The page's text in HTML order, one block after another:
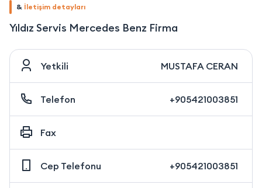
& İletişim detayları
Yıldız Servis Mercedes Benz Firma
Yetkili MUSTAFA CERAN
Telefon +905421003851
Fax
Cep Telefonu +905421003851